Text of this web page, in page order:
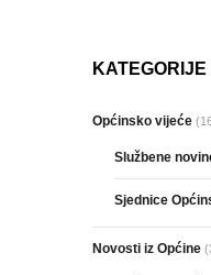
KATEGORIJE
Općinsko vijeće
Službene
Sjednice
Novosti iz Općine